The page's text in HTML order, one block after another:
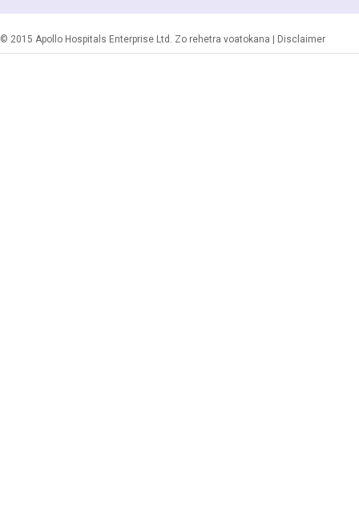
© 2015 Apollo Hospitals Enterprise Ltd. Zo rehetra voatokana | Disclaimer